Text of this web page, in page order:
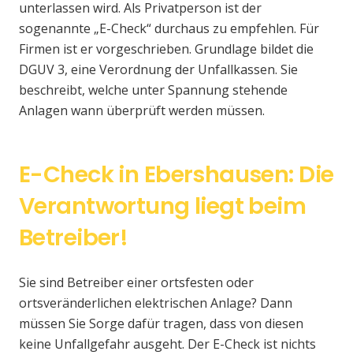
unterlassen wird. Als Privatperson ist der
sogenannte „E-Check“ durchaus zu empfehlen. Für
Firmen ist er vorgeschrieben. Grundlage bildet die
DGUV 3, eine Verordnung der Unfallkassen. Sie
beschreibt, welche unter Spannung stehende
Anlagen wann überprüft werden müssen.
E-Check in Ebershausen: Die
Verantwortung liegt beim
Betreiber!
Sie sind Betreiber einer ortsfesten oder
ortsveränderlichen elektrischen Anlage? Dann
müssen Sie Sorge dafür tragen, dass von diesen
keine Unfallgefahr ausgeht. Der E-Check ist nichts